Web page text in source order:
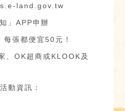
land.gov.tw
」APP申辦
張都便宜50元！
、OK超商或KLOOK及
動資訊：